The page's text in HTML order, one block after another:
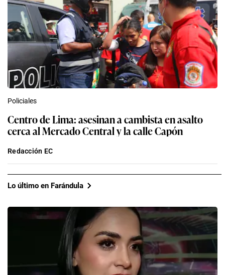
Policiales
Centro de Lima: asesinan a cambista en asalto
cerca al Mercado Central y la calle Capón
Redacción EC
Lo último en Farándula